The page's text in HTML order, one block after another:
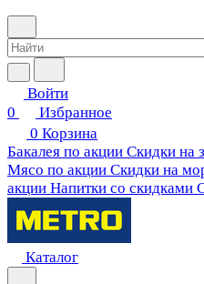
Войти
0
Избранное
0 Корзина
Бакалея по акции Скидки на
Мясо по акции Скидки на
акции Напитки со скидками
Каталог